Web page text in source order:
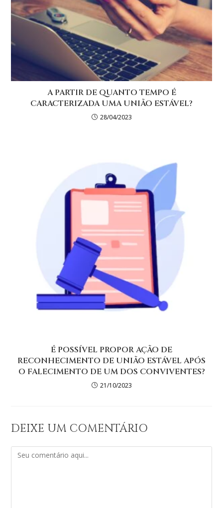
A PARTIR DE QUANTO TEMPO É
CARACTERIZADA UMA UNIÃO ESTÁVEL?
28/04/2023
É POSSÍVEL PROPOR AÇÃO DE
RECONHECIMENTO DE UNIÃO ESTÁVEL APÓS
O FALECIMENTO DE UM DOS CONVIVENTES?
21/10/2023
DEIXE UM COMENTÁRIO